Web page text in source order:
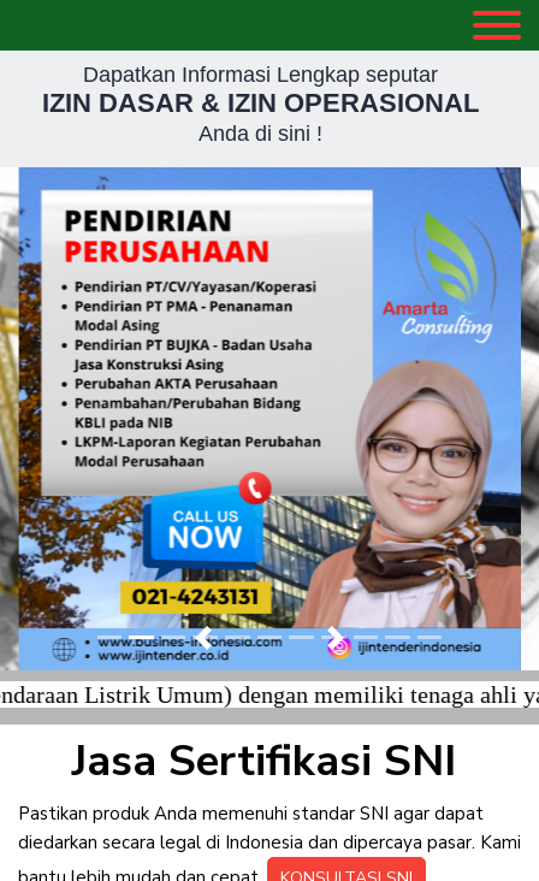
Dapatkan Informasi Lengkap seputar
IZIN DASAR & IZIN OPERASIONAL
Anda di sini !
Previous Next
Umum) dengan memiliki tenaga ahli yang
Jasa Sertifikasi SNI
Pastikan produk Anda memenuhi standar SNI agar dapat
diedarkan secara legal di Indonesia dan dipercaya pasar. Kami